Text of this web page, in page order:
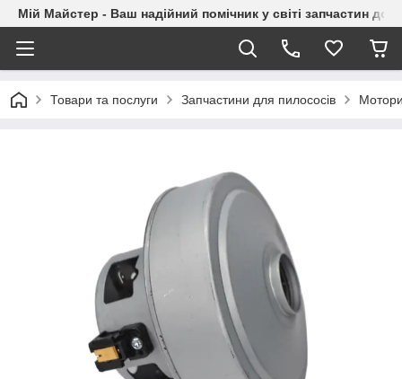
Мій Майстер - Ваш надійний помічник у світі запчастин до
Товари та послуги Запчастини для пилососів